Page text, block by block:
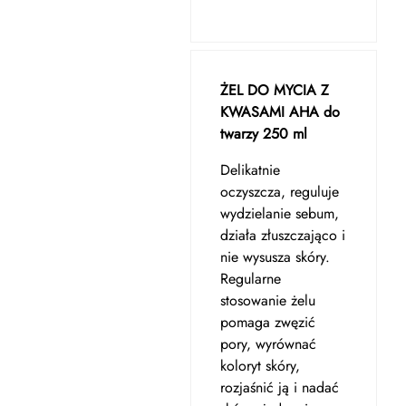
ŻEL DO MYCIA Z
KWASAMI AHA do
twarzy 250 ml
Delikatnie
oczyszcza, reguluje
wydzielanie sebum,
działa złuszczająco i
nie wysusza skóry.
Regularne
stosowanie żelu
pomaga zwęzić
pory, wyrównać
koloryt skóry,
rozjaśnić ją i nadać